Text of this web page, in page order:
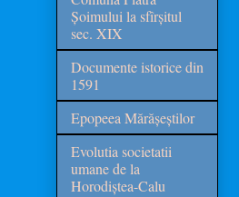
Șoimului la sfîrșitul
sec. XIX
Documente istorice din
1591
Epopeea Mărășeștilor
Evolutia societatii
umane de la
Horodiștea-Calu